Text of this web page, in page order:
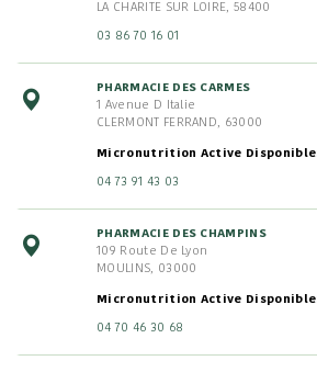
LA CHARITE SUR LOIRE, 58400
03 86 70 16 01
PHARMACIE DES CARMES
1 Avenue D Italie
CLERMONT FERRAND, 63000
Micronutrition Active Disponible
04 73 91 43 03
PHARMACIE DES CHAMPINS
109 Route De Lyon
MOULINS, 03000
Micronutrition Active Disponible
04 70 46 30 68